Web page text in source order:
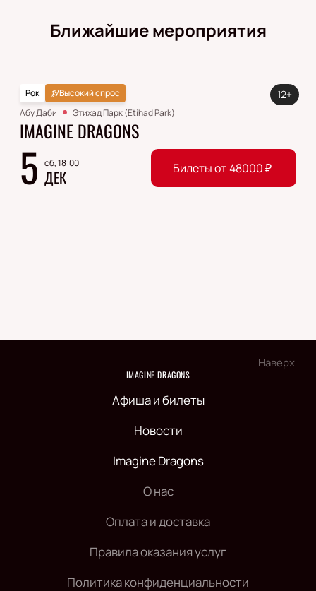
Ближайшие мероприятия
Рок
Высокий спрос
Абу Даби
Этихад Парк (Etihad Park)
IMAGINE DRAGONS
5 сб, 18:00
ДЕК
12+
Билеты от48000₽
Наверх
IMAGINE DRAGONS
Афиша и билеты
Новости
Imagine Dragons
О нас
Оплата и доставка
Правила оказания услуг
Политика конфиденциальности